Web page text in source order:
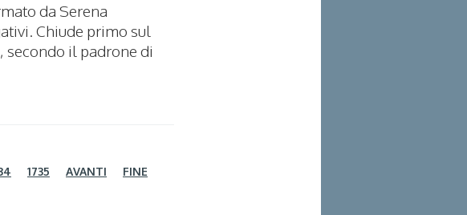
da Serena
Chiude primo sul
secondo il padrone di
1735 AVANTI FINE